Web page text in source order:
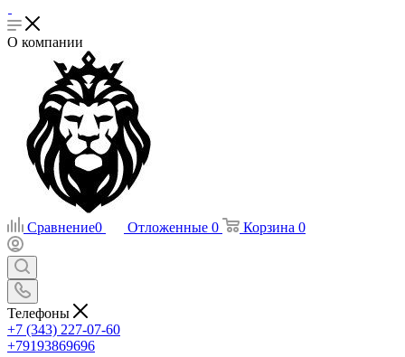
О компании
Сравнение0 Отложенные 0 Корзина 0
Телефоны
+7 (343) 227-07-60
+79193869696